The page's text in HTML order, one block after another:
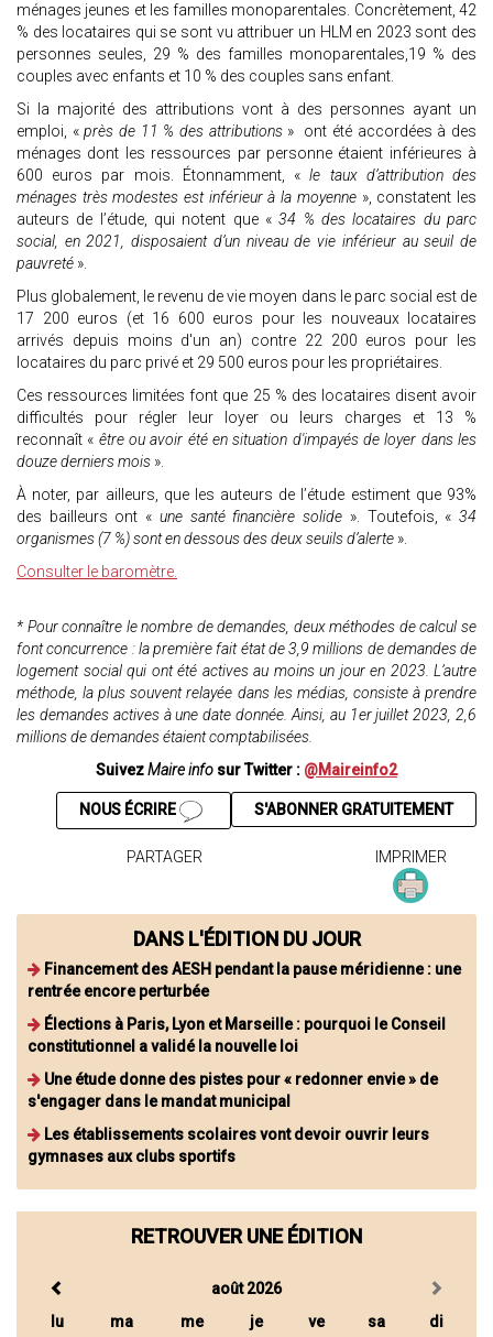
ménages jeunes et les familles monoparentales. Concrètement, 42
% des locataires qui se sont vu attribuer un HLM en 2023 sont des
personnes seules, 29 % des familles monoparentales,19 % des
couples avec enfants et 10 % des couples sans enfant.
Si la majorité des attributions vont à des personnes ayant un
emploi, «près de 11 % des attributions» ont été accordées à des
ménages dont les ressources par personne étaient inférieures à
600 euros par mois. Étonnamment, «le taux d’attribution des
ménages très modestes est inférieur à la moyenne», constatent les
auteurs de l’étude, qui notent que « 34 % des locataires du parc
social, en 2021, disposaient d’un niveau de vie inférieur au seuil de
pauvreté ».
Plus globalement, le revenu de vie moyen dans le parc social est de
17 200 euros (et 16 600 euros pour les nouveaux locataires
arrivés depuis moins d'un an) contre 22 200 euros pour les
locataires du parc privé et 29 500 euros pour les propriétaires.
Ces ressources limitées font que 25 % des locataires disent avoir
difficultés pour régler leur loyer ou leurs charges et 13 %
reconnaît « être ou avoir été en situation d'impayés de loyer dans les
douze derniers mois ».
À noter, par ailleurs, que les auteurs de l’étude estiment que 93%
des bailleurs ont « une santé financière solide ». Toutefois, « 34
organismes (7 %) sont en dessous des deux seuils d’alerte ».
Consulter le baromètre.
* Pour connaître le nombre de demandes, deux méthodes de calcul se
font concurrence : la première fait état de 3,9 millions de demandes de
logement social qui ont été actives au moins un jour en 2023. L’autre
méthode, la plus souvent relayée dans les médias, consiste à prendre
les demandes actives à une date donnée. Ainsi, au 1er juillet 2023, 2,6
millions de demandes étaient comptabilisées.
SuivezMaire info sur Twitter : @Maireinfo2
S'ABONNER GRATUITEMENT
NOUS ÉCRIRE
PARTAGER IMPRIMER
DANS L'ÉDITION DU JOUR
Financement des AESH pendant la pause méridienne : une
rentrée encore perturbée
Élections à Paris, Lyon et Marseille : pourquoi le Conseil
constitutionnel a validé la nouvelle loi
Une étude donne des pistes pour « redonner envie » de
s'engager dans le mandat municipal
Les établissements scolaires vont devoir ouvrir leurs
gymnases aux clubs sportifs
RETROUVER UNE ÉDITION
août 2026
lu
ma me je ve sa di